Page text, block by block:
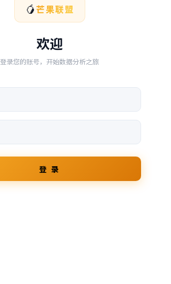
🥭芒果联盟
欢迎
登录您的账号，开始数据分析之旅
登 录